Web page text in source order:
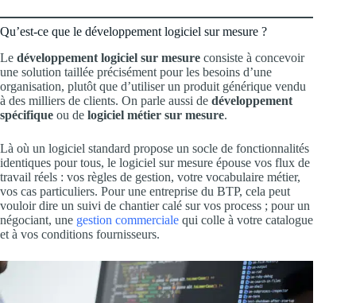
Qu’est-ce que le développement logiciel sur mesure ?
Le développement logiciel sur mesure consiste à concevoir
une solution taillée précisément pour les besoins d’une
organisation, plutôt que d’utiliser un produit générique vendu
à des milliers de clients. On parle aussi de développement
spécifique ou de logiciel métier sur mesure.
Là où un logiciel standard propose un socle de fonctionnalités
identiques pour tous, le logiciel sur mesure épouse vos flux de
travail réels : vos règles de gestion, votre vocabulaire métier,
vos cas particuliers. Pour une entreprise du BTP, cela peut
vouloir dire un suivi de chantier calé sur vos process ; pour un
négociant, une gestion commerciale qui colle à votre catalogue
et à vos conditions fournisseurs.